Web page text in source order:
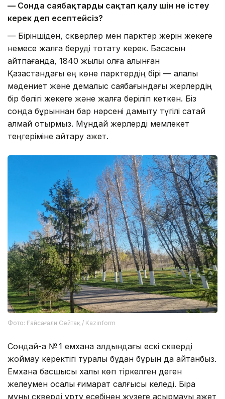
— Сонда саябақтарды сақтап қалу үшін не істеу
керек деп есептейсіз?
— Біріншіден, скверлер мен парктер жерін жекеге
немесе жалға беруді тоқтату керек. Басқасын
айтпағанда, 1840 жылы қолға алынған
Қазақстандағы ең көне парктердің бірі — қалалық
мәдениет және демалыс саябағындағы жерлердің
бір бөлігі жекеге және жалға беріліп кеткен. Біз
сонда бұрыннан бар нәрсені дамыту түгілі сақтай
алмай отырмыз. Мұндай жерлерді мемлекет
теңгеріміне қайтару қажет.
Фото: Ғайсағали Сейтақ / Kazinform
Сондай-ақ № 1 емхана алдындағы ескі скверді
жоймау керектігі туралы бұдан бұрын да айтқанбыз.
Емхана басшысы халық көп тіркелген деген
желеумен қосалқы ғимарат салғысы келеді. Бірақ
мұны скверді құрту есебінен жүзеге асырмауы қажет